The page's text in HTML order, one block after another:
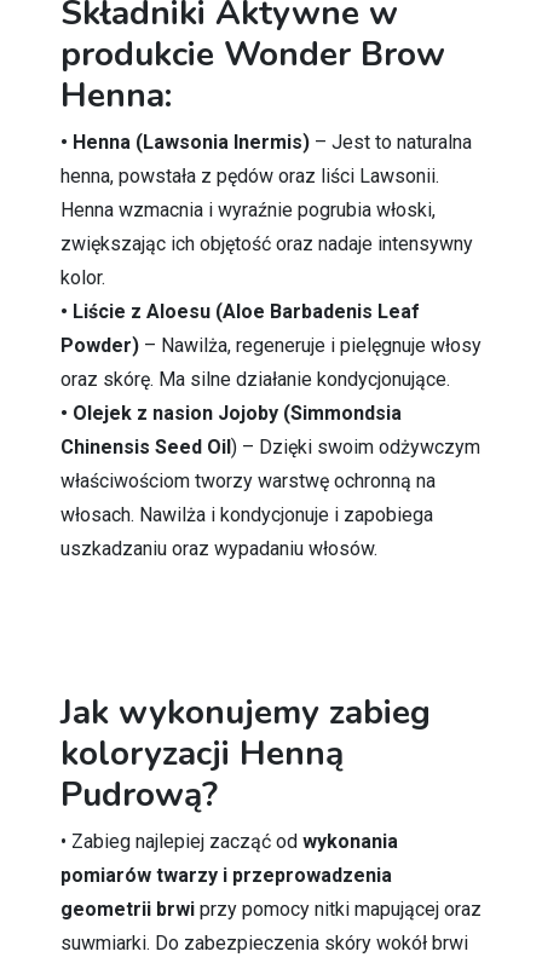
Składniki Aktywne w
produkcie Wonder Brow
Henna:
• Henna (Lawsonia Inermis) – Jest to naturalna
henna, powstała z pędów oraz liści Lawsonii.
Henna wzmacnia i wyraźnie pogrubia włoski,
zwiększając ich objętość oraz nadaje intensywny
kolor.
• Liście z Aloesu (Aloe Barbadenis Leaf
Powder) – Nawilża, regeneruje i pielęgnuje włosy
oraz skórę. Ma silne działanie kondycjonujące.
• Olejek z nasion Jojoby (Simmondsia
Chinensis Seed Oil) – Dzięki swoim odżywczym
właściwościom tworzy warstwę ochronną na
włosach. Nawilża i kondycjonuje i zapobiega
uszkadzaniu oraz wypadaniu włosów.
Jak wykonujemy zabieg
koloryzacji Henną
Pudrową?
• Zabieg najlepiej zacząć od wykonania
pomiarów twarzy i przeprowadzenia
geometrii brwi przy pomocy nitki mapującej oraz
suwmiarki. Do zabezpieczenia skóry wokół brwi